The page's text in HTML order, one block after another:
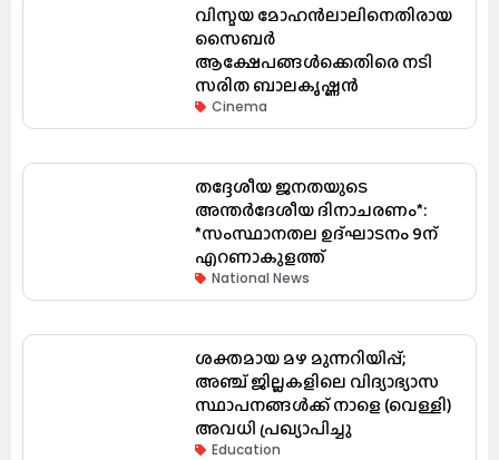
വിസ്മയ മോഹൻലാലിനെതിരായ
സൈബർ
ആക്ഷേപങ്ങൾക്കെതിരെ നടി
സരിത ബാലകൃഷ്ണൻ
Cinema
തദ്ദേശീയ ജനതയുടെ
അന്തർദേശീയ ദിനാചരണം*:
*സംസ്ഥാനതല ഉദ്ഘാടനം 9ന്
എറണാകുളത്ത്
National News
ശക്തമായ മഴ മുന്നറിയിപ്പ്;
അഞ്ച് ജില്ലകളിലെ വിദ്യാഭ്യാസ
സ്ഥാപനങ്ങൾക്ക് നാളെ (വെള്ളി)
അവധി പ്രഖ്യാപിച്ചു
Education